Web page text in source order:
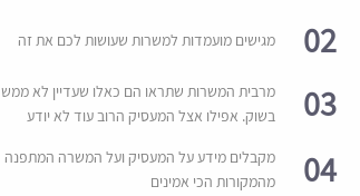
02 מגישים מועמדות למשרות שעושות לכם את זה
03
מרבית המשרות שתראו הם כאלו שעדיין לא ממש
בשוק. אפילו אצל המעסיק הרוב עוד לא יודע
04
מקבלים מידע על המעסיק ועל המשרה המתפנה
מהמקורות הכי אמינים